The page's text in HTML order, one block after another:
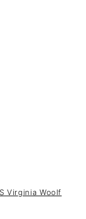
Virginia Woolf